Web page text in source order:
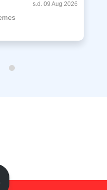
s.d. 09 Aug 2026